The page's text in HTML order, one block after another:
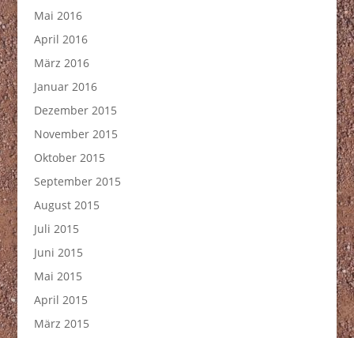
Mai 2016
April 2016
März 2016
Januar 2016
Dezember 2015
November 2015
Oktober 2015
September 2015
August 2015
Juli 2015
Juni 2015
Mai 2015
April 2015
März 2015